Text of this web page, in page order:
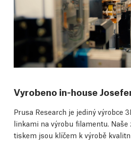
Vyrobeno in-house
Prusa Research je jediný výrobce
linkami na výrobu filamentu. Naše
tiskem jsou klíčem k výrobě